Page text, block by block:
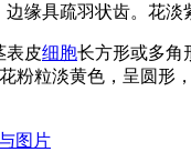
缘具疏羽状齿。花淡
表皮细胞长方形或多角
粉粒淡黄色，呈圆形
图片